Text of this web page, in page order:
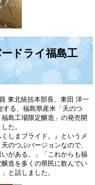
ドライ福島工
東北統括本部長、東田 洋一
る、福島県産米「天のつ
島工場限定醸造」の発売開
た。
しまプライド。』というメ
のつぶバージョンなので、
がある。」「これからも福
造を多くの県民に飲んでい
と話しました。